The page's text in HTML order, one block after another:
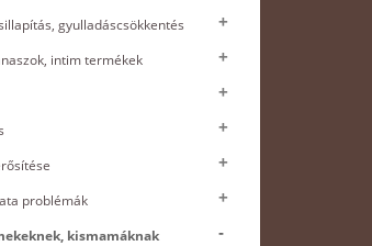
gyulladáscsökkentés
intim termékek
problémák
kismamáknak